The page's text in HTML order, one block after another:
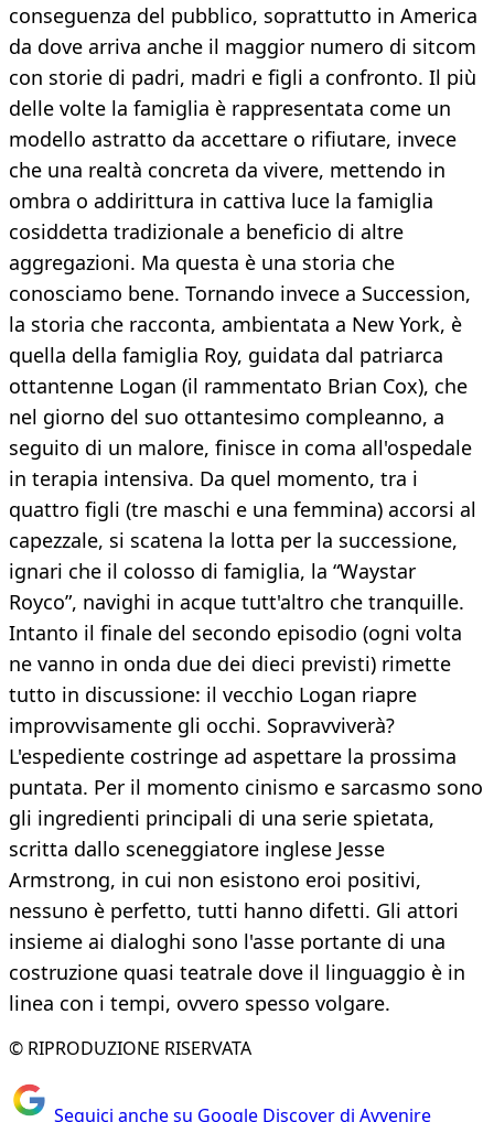
conseguenza del pubblico, soprattutto in America
da dove arriva anche il maggior numero di sitcom
con storie di padri, madri e figli a confronto. Il più
delle volte la famiglia è rappresentata come un
modello astratto da accettare o rifiutare, invece
che una realtà concreta da vivere, mettendo in
ombra o addirittura in cattiva luce la famiglia
cosiddetta tradizionale a beneficio di altre
aggregazioni. Ma questa è una storia che
conosciamo bene. Tornando invece a Succession,
la storia che racconta, ambientata a New York, è
quella della famiglia Roy, guidata dal patriarca
ottantenne Logan (il rammentato Brian Cox), che
nel giorno del suo ottantesimo compleanno, a
seguito di un malore, finisce in coma all'ospedale
in terapia intensiva. Da quel momento, tra i
quattro figli (tre maschi e una femmina) accorsi al
capezzale, si scatena la lotta per la successione,
ignari che il colosso di famiglia, la “Waystar
Royco”, navighi in acque tutt'altro che tranquille.
Intanto il finale del secondo episodio (ogni volta
ne vanno in onda due dei dieci previsti) rimette
tutto in discussione: il vecchio Logan riapre
improvvisamente gli occhi. Sopravviverà?
L'espediente costringe ad aspettare la prossima
puntata. Per il momento cinismo e sarcasmo sono
gli ingredienti principali di una serie spietata,
scritta dallo sceneggiatore inglese Jesse
Armstrong, in cui non esistono eroi positivi,
nessuno è perfetto, tutti hanno difetti. Gli attori
insieme ai dialoghi sono l'asse portante di una
costruzione quasi teatrale dove il linguaggio è in
linea con i tempi, ovvero spesso volgare.
© RIPRODUZIONE RISERVATA
Seguici anche su Google Discover di Avvenire